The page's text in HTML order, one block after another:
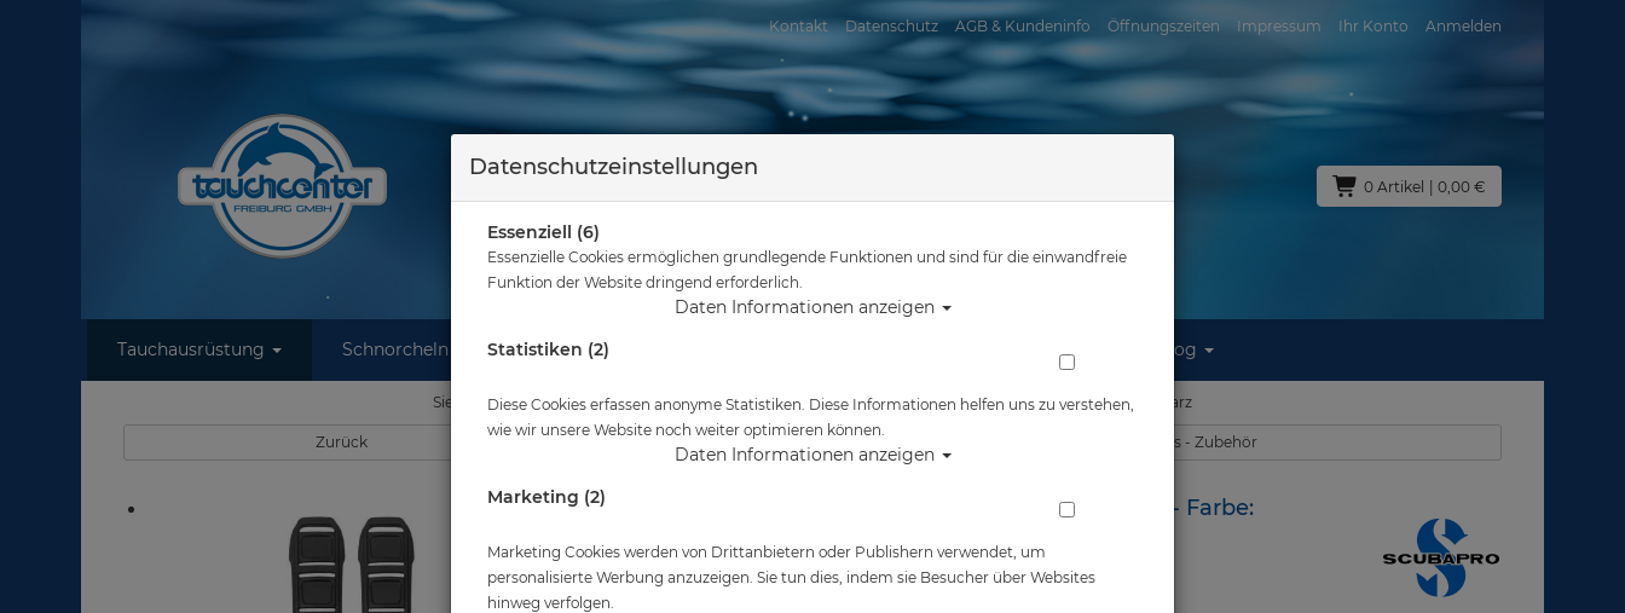
Kontakt Datenschutz AGB & Kundeninfo Öffnungszeiten Impressum Ihr Konto Anmelden
0 Artikel | 0,00 €
Tauchausrüstung Schnorcheln Wassersport Reisen Blog
Sie sind hier Tauchausrüstung Scubapro - S-Tek Farbpad-Kit für Schulter und Hüfte - Farbe: Schwarz
Zurück Alle Artikel zeigen aus: 10704050 - Tech-Jackets - Zubehör
Scubapro - S-Tek Farbpad-Kit für Schulter und Hüfte - Farbe:
Artikelnr.: scu-23616000
Datenschutzeinstellungen
Essenziell (6)
Essenzielle Cookies ermöglichen grundlegende Funktionen und sind für die einwandfreie
Funktion der Website dringend erforderlich.
Daten Informationen anzeigen
Statistiken (2)
Diese Cookies erfassen anonyme Statistiken. Diese Informationen helfen uns zu verstehen,
wie wir unsere Website noch weiter optimieren können.
Daten Informationen anzeigen
Marketing (2)
Marketing Cookies werden von Drittanbietern oder Publishern verwendet, um
personalisierte Werbung anzuzeigen. Sie tun dies, indem sie Besucher über Websites
hinweg verfolgen.